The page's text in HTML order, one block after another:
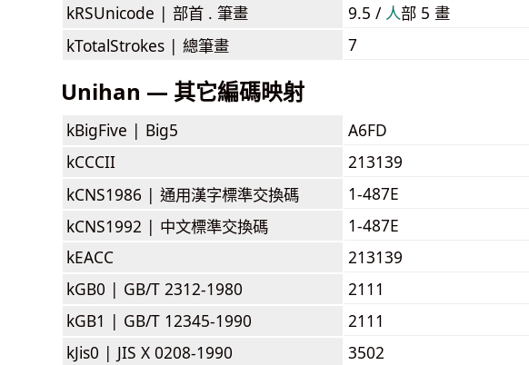
kRSUnicode | 部首 . 筆畫 9.5 / ⼈部 5 畫
kTotalStrokes | 總筆畫 7
Unihan — 其它編碼映射
kBigFive | Big5
A6FD
kCCCII
213139
kCNS1986 | 通用漢字標準交換碼
1-487E
kCNS1992 | 中文標準交換碼
1-487E
kEACC
213139
kGB0 | GB/T 2312-1980
2111
kGB1 | GB/T 12345-1990
2111
kJis0 | JIS X 0208-1990
3502